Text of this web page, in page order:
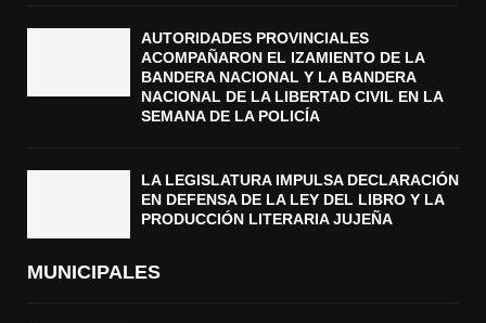
AUTORIDADES PROVINCIALES
ACOMPAÑARON EL IZAMIENTO DE LA
BANDERA NACIONAL Y LA BANDERA
NACIONAL DE LA LIBERTAD CIVIL EN LA
SEMANA DE LA POLICÍA
LA LEGISLATURA IMPULSA DECLARACIÓN
EN DEFENSA DE LA LEY DEL LIBRO Y LA
PRODUCCIÓN LITERARIA JUJEÑA
MUNICIPALES